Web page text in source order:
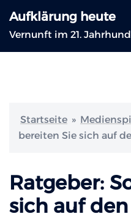
Inhalt
springen
Aufklärung heute
Vernunft im 21.
Startseite »
bereiten Sie sich auf
Ratgeber:
sich auf